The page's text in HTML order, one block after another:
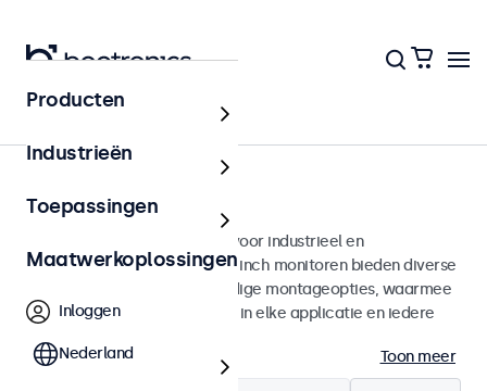
Monitoren
7 inch monitoren
7 inch monitoren ontworpen voor industrieel en
commercieel gebruik. Deze 7 inch monitoren bieden diverse
videoaansluitingen en veelzijdige montageopties, waarmee
ze naadloos te integreren zijn in elke applicatie en iedere
Toon meer
Producten
Industrieën
Toepassingen
Maatwerkoplossingen
Inloggen
Nederland